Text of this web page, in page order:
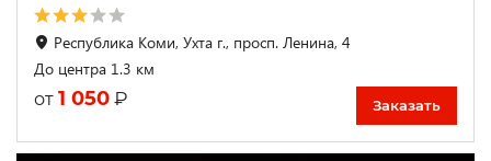
Республика Коми, Ухта г., просп. Ленина, 4
До центра 1.3 км
от 1 050 ₽ Заказать